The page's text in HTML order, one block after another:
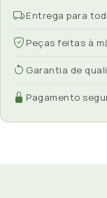
Entrega para
Peças feitas à
Garantia de
Pagamento